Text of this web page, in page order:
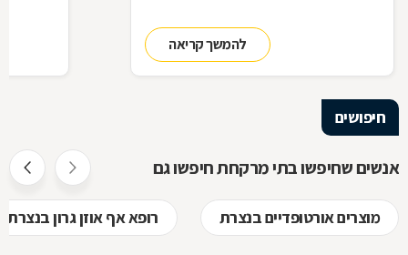
להמשך קריאה
חיפושים
אנשים שחיפשו בתי מרקחת חיפשו גם
מוצרים אורטופדיים בנצרת רופא אף אוזן גרון בנצרת